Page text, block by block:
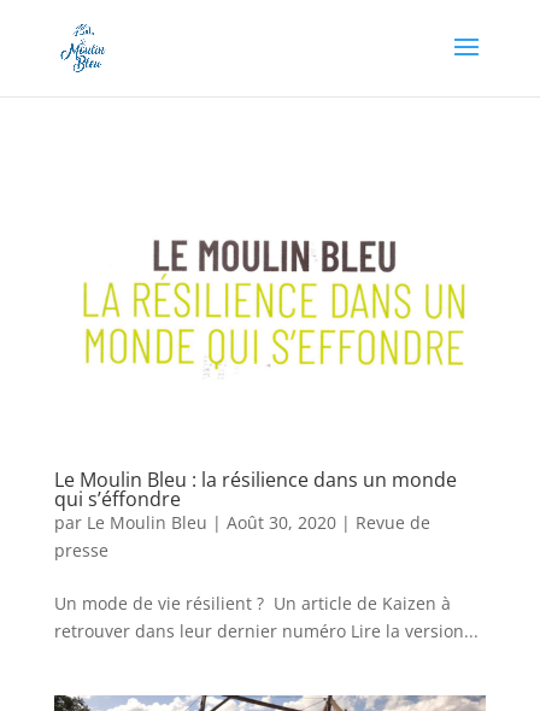
Le Moulin Bleu : la résilience dans un monde
qui s’éffondre
par Le Moulin Bleu | Août 30, 2020| Revue de
presse
Un mode de vie résilient ? Un article de Kaizen à
retrouver dans leur dernier numéro Lire la version...
Appel à dons en cours, soutenez-nous en cliquant